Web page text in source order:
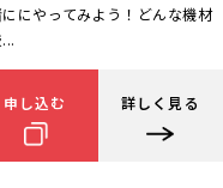
にやってみよう！どんな機材
申し込む 詳しく見る